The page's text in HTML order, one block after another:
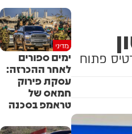
פתוח
מדיני
ימים ספורים
לאחר ההכרזה:
עסקת פירוק
חמאס של
טראמפ בסכנה